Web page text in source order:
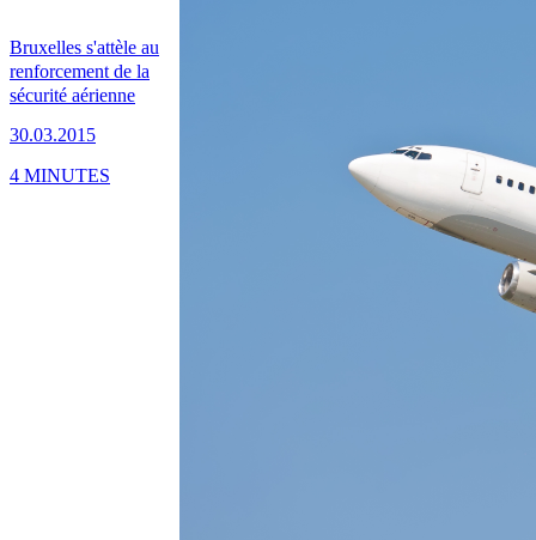
Bruxelles s'attèle au
renforcement de la
sécurité aérienne
30.03.2015
4 MINUTES